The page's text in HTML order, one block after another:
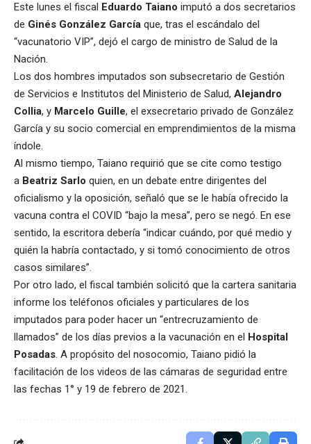
Este lunes el fiscal Eduardo Taiano imputó a dos secretarios
de Ginés González García que, tras el escándalo del
“vacunatorio VIP”, dejó el cargo de ministro de Salud de la
Nación.
Los dos hombres imputados son subsecretario de Gestión
de Servicios e Institutos del Ministerio de Salud, Alejandro
Collia, y Marcelo Guille, el exsecretario privado de González
García y su socio comercial en emprendimientos de la misma
índole.
Al mismo tiempo, Taiano requirió que se cite como testigo
a Beatriz Sarlo quien, en un debate entre dirigentes del
oficialismo y la oposición, señaló que se le había ofrecido la
vacuna contra el COVID “bajo la mesa”, pero se negó. En ese
sentido, la escritora debería “indicar cuándo, por qué medio y
quién la habría contactado, y si tomó conocimiento de otros
casos similares”.
Por otro lado, el fiscal también solicitó que la cartera sanitaria
informe los teléfonos oficiales y particulares de los
imputados para poder hacer un “entrecruzamiento de
llamados” de los días previos a la vacunación en el Hospital
Posadas. A propósito del nosocomio, Taiano pidió la
facilitación de los videos de las cámaras de seguridad entre
las fechas 1° y 19 de febrero de 2021.